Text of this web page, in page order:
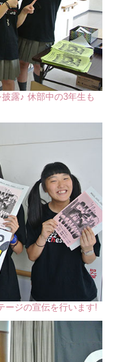
露♪ 休部中の3年生も
ージの宣伝を行います!